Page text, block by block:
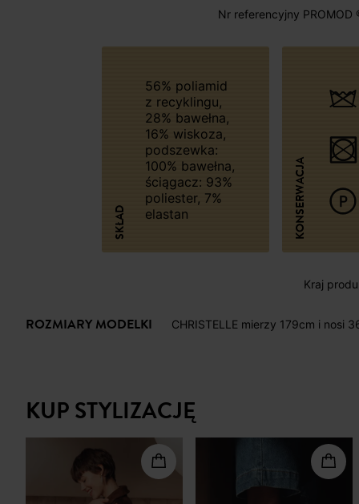
Nr referencyjny
SKŁAD
56% poliamid
z recyklingu,
28% bawełna,
16% wiskoza,
podszewka:
100% bawełna,
ściągacz: 93%
poliester, 7%
elastan
KONSERWACJA
Kraj
ROZMIARY MODELKI CHRISTELLE mierzy 179cm i nosi
KUP STYLIZACJĘ